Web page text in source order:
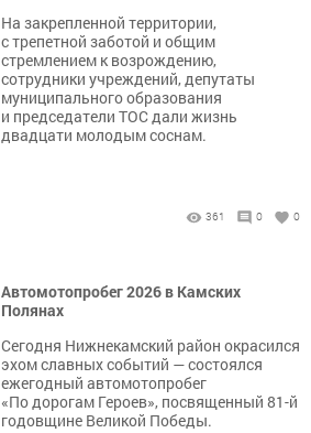
На закрепленной территории,
с трепетной заботой и общим
стремлением к возрождению,
сотрудники учреждений, депутаты
муниципального образования
и председатели ТОС дали жизнь
двадцати молодым соснам.
361 0 0
Автомотопробег 2026 в Камских
Полянах
Сегодня Нижнекамский район окрасился
эхом славных событий — состоялся
ежегодный автомотопробег
«По дорогам Героев», посвященный 81-й
годовщине Великой Победы.